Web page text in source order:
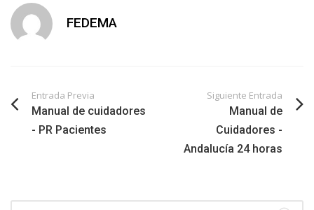
FEDEMA
Entrada Previa
Manual de cuidadores
- PR Pacientes
Siguiente Entrada
Manual de
Cuidadores -
Andalucía 24 horas